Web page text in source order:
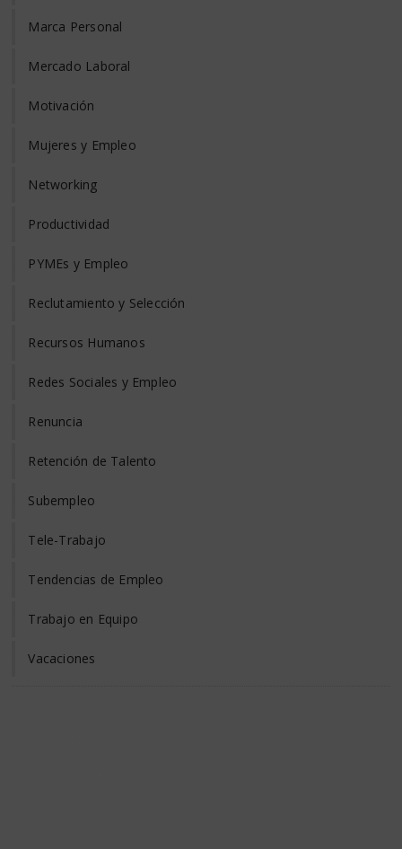
Marca Personal
Mercado Laboral
Motivación
Mujeres y Empleo
Networking
Productividad
PYMEs y Empleo
Reclutamiento y Selección
Recursos Humanos
Redes Sociales y Empleo
Renuncia
Retención de Talento
Subempleo
Tele-Trabajo
Tendencias de Empleo
Trabajo en Equipo
Vacaciones